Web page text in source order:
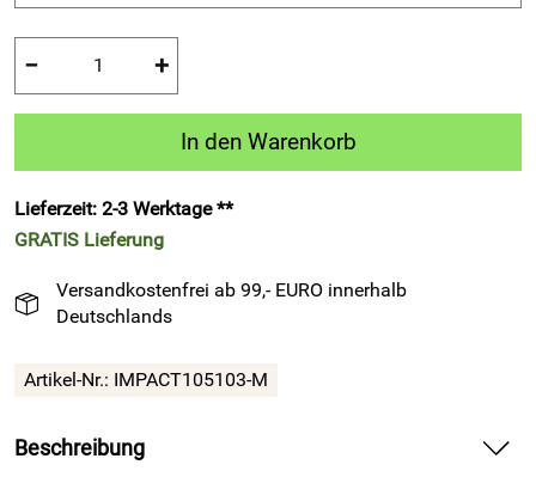
− +
In den Warenkorb
Lieferzeit: 2-3 Werktage **
GRATIS Lieferung
Versandkostenfrei ab 99,- EURO innerhalb
Deutschlands
Artikel-Nr.: IMPACT105103-M
Beschreibung